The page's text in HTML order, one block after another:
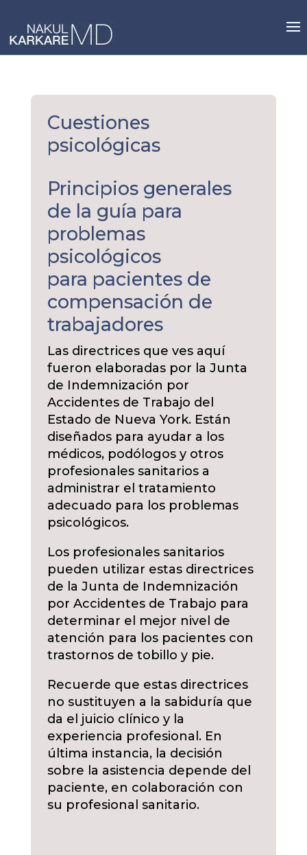
content
Cuestiones
psicológicas
Principios generales
de la guía para
problemas
psicológicos
para pacientes de
compensación de
trabajadores
Las directrices que ves aquí
fueron elaboradas por la Junta
de Indemnización por
Accidentes de Trabajo del
Estado de Nueva York. Están
diseñados para ayudar a los
médicos, podólogos y otros
profesionales sanitarios a
administrar el tratamiento
adecuado para los problemas
psicológicos.
Los profesionales sanitarios
pueden utilizar estas directrices
de la Junta de Indemnización
por Accidentes de Trabajo para
determinar el mejor nivel de
atención para los pacientes con
trastornos de tobillo y pie.
Recuerde que estas directrices
no sustituyen a la sabiduría que
da el juicio clínico y la
experiencia profesional. En
última instancia, la decisión
sobre la asistencia depende del
paciente, en colaboración con
su profesional sanitario.